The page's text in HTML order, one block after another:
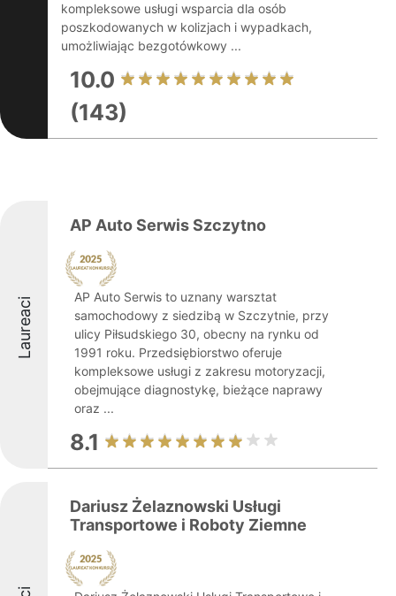
kompleksowe usługi wsparcia dla osób
poszkodowanych w kolizjach i wypadkach,
umożliwiając bezgotówkowy ...
10.0
(143)
Laureaci
AP Auto Serwis Szczytno
AP Auto Serwis to uznany warsztat
samochodowy z siedzibą w Szczytnie, przy
ulicy Piłsudskiego 30, obecny na rynku od
1991 roku. Przedsiębiorstwo oferuje
kompleksowe usługi z zakresu motoryzacji,
obejmujące diagnostykę, bieżące naprawy
oraz ...
8.1
Dariusz Żelaznowski Usługi
Transportowe i Roboty Ziemne